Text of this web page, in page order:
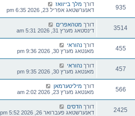
935 דורך מלך בייוואז
דאנערשטאג אפריל 23, 2026 6:35 pm
3514 דורך מטהאפרים
דינסטאג מערץ 31, 2026 5:31 am
455 דורך נהוראי
מאנטאג מערץ 30, 2026 9:36 pm
457 דורך נהוראי
מאנטאג מערץ 30, 2026 9:35 pm
566 דורך מיליטערמאן
מאנטאג מערץ 23, 2026 2:02 am
2425 דורך הדסים
דאנערשטאג פעברואר 26, 2026 5:52 pm